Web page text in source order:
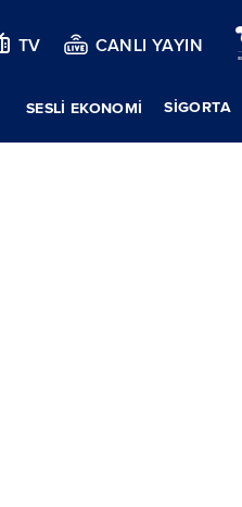
TV CANLI YAYIN
SESLİ EKONOMİ SIGORTA